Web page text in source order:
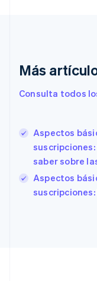
Más
Consulta todos
Aspectos
saber sobre
Aspectos
Eslovenia
España
English Español
Estonia
English
Finlandia
EnglishSvenska
Francia
Français